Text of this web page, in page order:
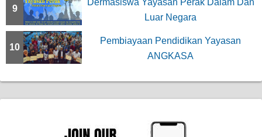
9
Dermasiswa Yayasan Perak Dalam Dan
Luar Negara
10
Pembiayaan Pendidikan Yayasan
ANGKASA